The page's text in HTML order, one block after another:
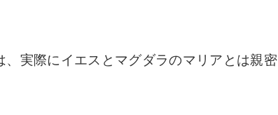
実際にイエスとマグダラのマリアとは親密